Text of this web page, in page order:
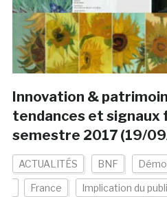
Innovation &
tendances et signaux
semestre 2017 (19/
ACTUALITÉS BNF
France Implication du